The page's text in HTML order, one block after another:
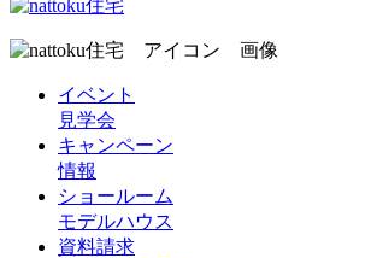
イベント
見学会
キャンペーン
情報
ショールーム
モデルハウス
資料請求